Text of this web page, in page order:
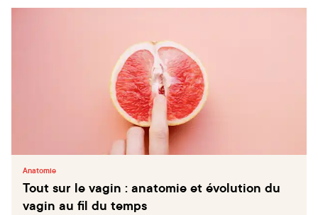
Anatomie
Tout sur le vagin : anatomie et évolution du
vagin au fil du temps